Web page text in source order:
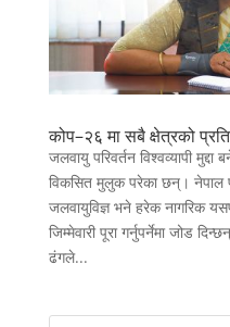
कोप–२६ मा सबै क्षेत्रको
जलवायु परिवर्तन विश्वव्यापी
विकसित मुलुक परेका छन्। नेपाल
जलवायुविज्ञ भने हरेक नागरिक
जिम्मेवारी पूरा गर्नुपर्नेमा जोड
ढंगले...